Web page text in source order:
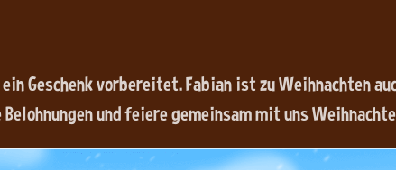
Geschenk vorbereitet. Fabian ist zu Weihnachten
und feiere gemeinsam mit uns